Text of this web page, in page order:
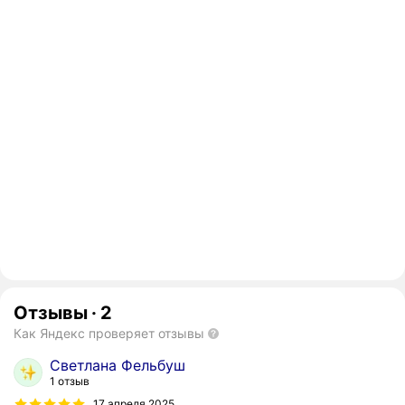
Отзывы · 2
Как Яндекс проверяет отзывы
Светлана Фельбуш
1 отзыв